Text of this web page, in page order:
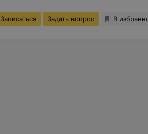
Записаться Задать вопрос В